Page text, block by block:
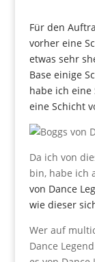
Für den
vorher eine
etwas sehr
Base einige
habe ich eine
eine Schicht
Da ich von
bin, habe ich
von Dance
wie dieser
Wer auf
Dance